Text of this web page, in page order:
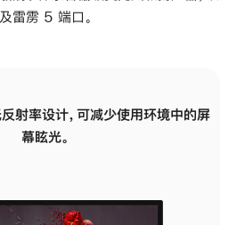
及雷雳 5 端口。
射率设计，可减少使用环境中的屏
幕眩光。